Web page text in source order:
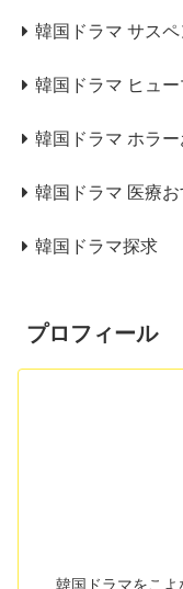
韓国ドラマ サス
韓国ドラマ ヒュ
韓国ドラマ ホラ
韓国ドラマ 医療お
韓国ドラマ探求
プロフィール
韓国ドラマをこ